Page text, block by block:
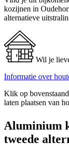
kozijnen in
alternatieve
Wil je
Informatie over
Klik op
laten plaatsen van
Aluminium
tweede